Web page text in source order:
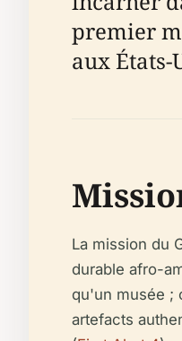
premier
aux États-
La mission du
durable afro-
qu'un musée ;
artefacts